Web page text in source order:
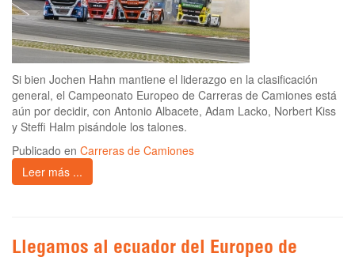
Si bien Jochen Hahn mantiene el liderazgo en la clasificación
general, el Campeonato Europeo de Carreras de Camiones está
aún por decidir, con Antonio Albacete, Adam Lacko, Norbert Kiss
y Steffi Halm pisándole los talones.
Publicado en Carreras de Camiones
Leer más ...
Llegamos al ecuador del Europeo de